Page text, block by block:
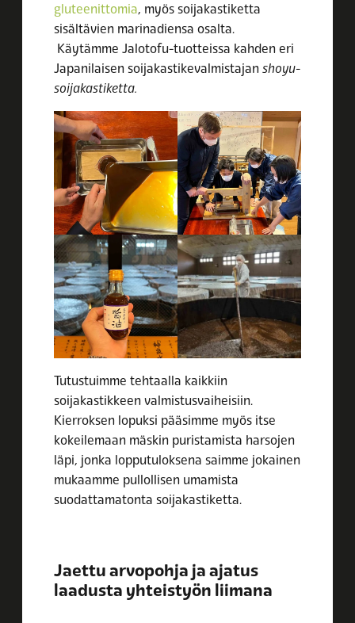
gluteenittomia, myös soijakastiketta
sisältävien marinadiensa osalta.
Käytämme Jalotofu-tuotteissa kahden eri
Japanilaisen soijakastikevalmistajan shoyu-
soijakastiketta.
Tutustuimme tehtaalla kaikkiin
soijakastikkeen valmistusvaiheisiin.
Kierroksen lopuksi pääsimme myös itse
kokeilemaan mäskin puristamista harsojen
läpi, jonka lopputuloksena saimme jokainen
mukaamme pullollisen umamista
suodattamatonta soijakastiketta.
Jaettu arvopohja ja ajatus
laadusta yhteistyön liimana